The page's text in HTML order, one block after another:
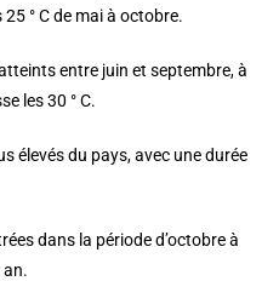
° C de mai à octobre.
entre juin et septembre, à
les 30 ° C.
élevés du pays, avec une durée
dans la période d’octobre à
an.